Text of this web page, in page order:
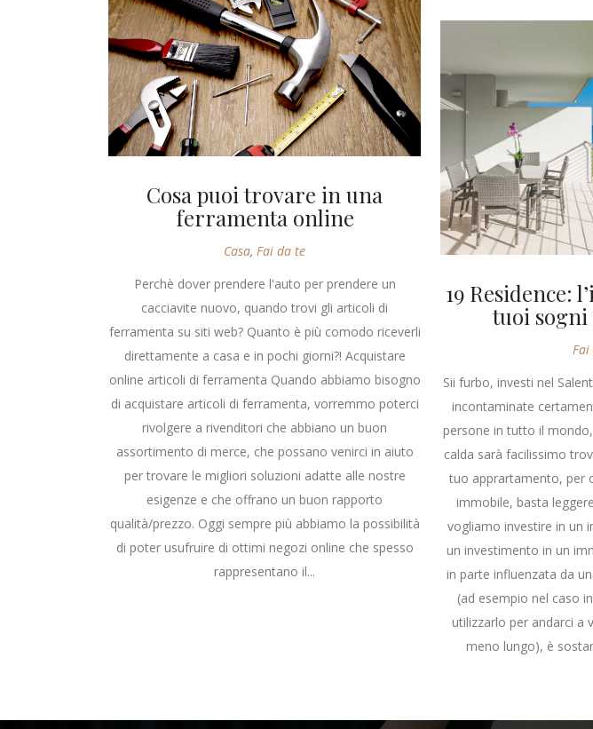
Cosa puoi trovare in una
ferramenta online
Casa, Fai da te
Perchè dover prendere l'auto per prendere un
cacciavite nuovo, quando trovi gli articoli di
ferramenta su siti web? Quanto è più comodo riceverli
direttamente a casa e in pochi giorni?! Acquistare
online articoli di ferramenta Quando abbiamo bisogno
di acquistare articoli di ferramenta, vorremmo poterci
rivolgere a rivenditori che abbiano un buon
assortimento di merce, che possano venirci in aiuto
per trovare le migliori soluzioni adatte alle nostre
esigenze e che offrano un buon rapporto
qualità/prezzo. Oggi sempre più abbiamo la possibilità
di poter usufruire di ottimi negozi online che spesso
rappresentano il...
19 Residence:
tuoi sogni
Fai
Sii furbo, investi nel
incontaminate
persone in tutto il
calda sarà facilissimo
tuo apprartamento, per
immobile, basta
vogliamo investire in un
un investimento in un
in parte influenzata da
(ad esempio nel caso
utilizzarlo per andarci a
meno lungo), è